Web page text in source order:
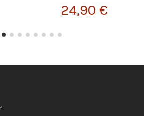
24,90 €